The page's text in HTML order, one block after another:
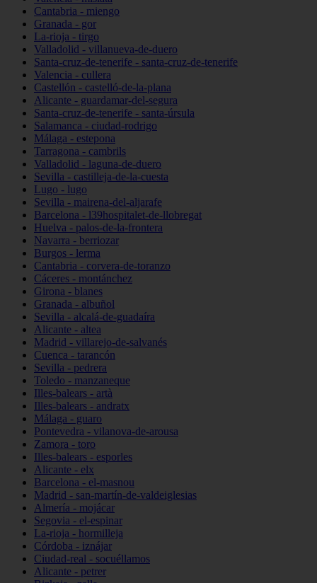
Cantabria - miengo
Granada - gor
La-rioja - tirgo
Valladolid - villanueva-de-duero
Santa-cruz-de-tenerife - santa-cruz-de-tenerife
Valencia - cullera
Castellón - castelló-de-la-plana
Alicante - guardamar-del-segura
Santa-cruz-de-tenerife - santa-úrsula
Salamanca - ciudad-rodrigo
Málaga - estepona
Tarragona - cambrils
Valladolid - laguna-de-duero
Sevilla - castilleja-de-la-cuesta
Lugo - lugo
Sevilla - mairena-del-aljarafe
Barcelona - l39hospitalet-de-llobregat
Huelva - palos-de-la-frontera
Navarra - berriozar
Burgos - lerma
Cantabria - corvera-de-toranzo
Cáceres - montánchez
Girona - blanes
Granada - albuñol
Sevilla - alcalá-de-guadaíra
Alicante - altea
Madrid - villarejo-de-salvanés
Cuenca - tarancón
Sevilla - pedrera
Toledo - manzaneque
Illes-balears - artà
Illes-balears - andratx
Málaga - guaro
Pontevedra - vilanova-de-arousa
Zamora - toro
Illes-balears - esporles
Alicante - elx
Barcelona - el-masnou
Madrid - san-martín-de-valdeiglesias
Almería - mojácar
Segovia - el-espinar
La-rioja - hormilleja
Córdoba - iznájar
Ciudad-real - socuéllamos
Alicante - petrer